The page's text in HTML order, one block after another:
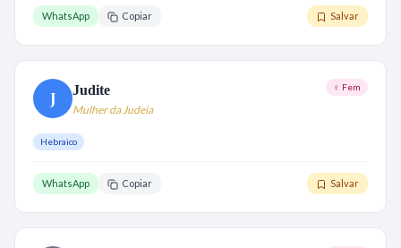
WhatsApp Copiar Salvar
J Judite
Mulher da Judeia
♀ Fem
Hebraico
WhatsApp Copiar Salvar